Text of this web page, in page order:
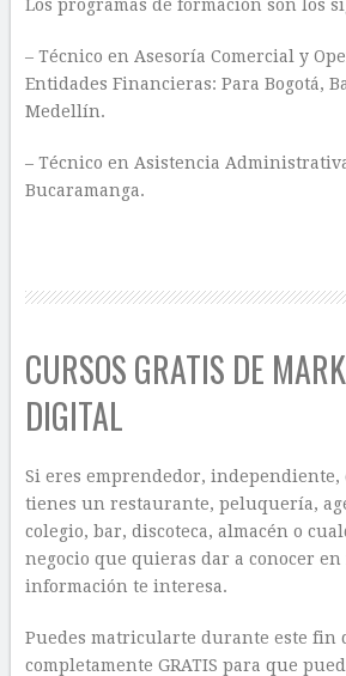
Los programas de formación son los
– Técnico en Asesoría Comercial y
Entidades Financieras: Para Bogotá,
Medellín.
– Técnico en Asistencia
Bucaramanga.
CURSOS GRATIS DE
DIGITAL
Si eres emprendedor, independiente,
tienes un restaurante, peluquería,
colegio, bar, discoteca, almacén o
negocio que quieras dar a conocer
información te interesa.
Puedes matricularte durante este fin
completamente GRATIS para que